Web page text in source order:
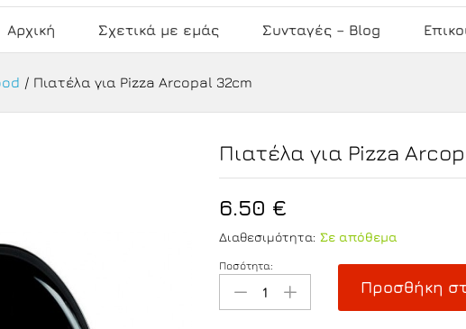
Αρχική Σχετικά με εμάς Συνταγές – Blog
/ Πιατέλα για Pizza Arcopal 32cm
Πιατέλα για Pizza
6.50 €
Διαθεσιμότητα: Σε απόθεμα
Πιατέλα
για
Pizza
Ποσότητα:
Προσθήκη